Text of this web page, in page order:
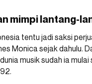
mimpi lantang-
tentu jadi saksi
Monica sejak dahulu.
musik sudah ia mulai